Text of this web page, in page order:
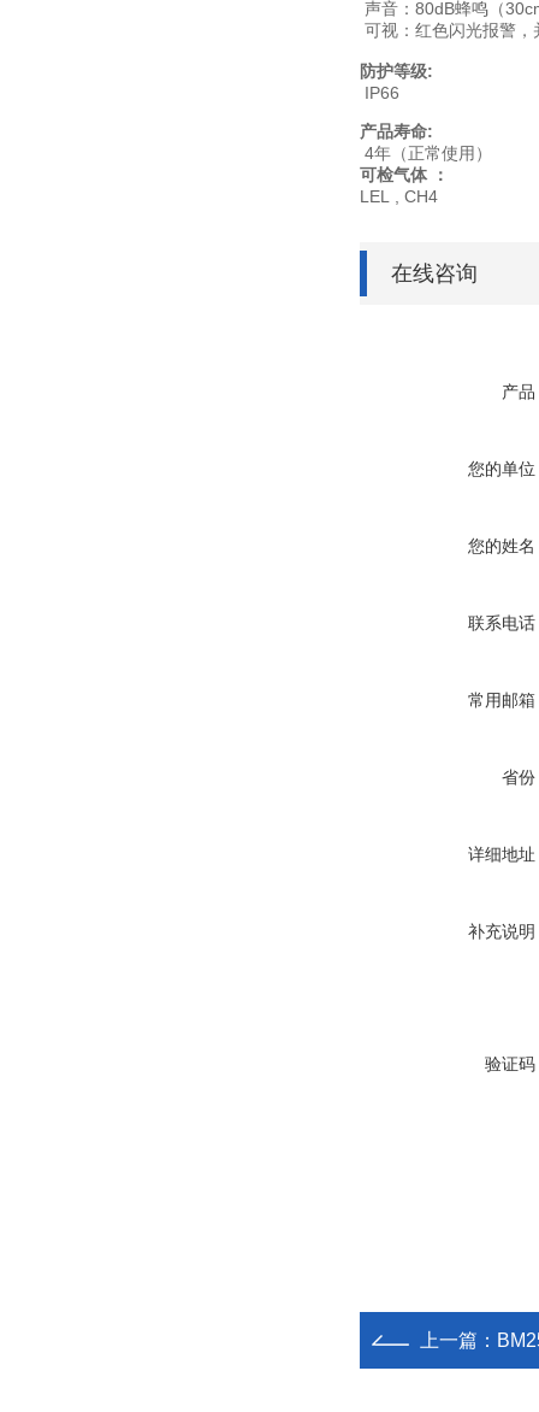
声音： 80dB蜂鸣 （
可视：红色闪光报警
防护等级:
IP66
产品寿命:
4年（正常使用）
可检气体 ：
LEL , CH4
在线咨询
产品
您的单位
您的姓名
联系电话
常用邮箱
省份
详细地址
补充说明
验证码
上一篇：